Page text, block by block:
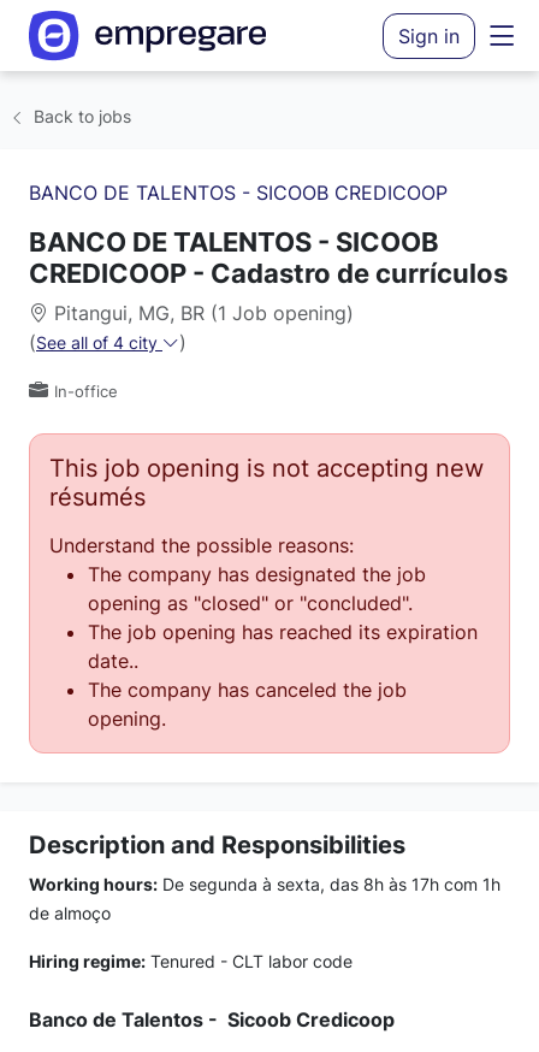
Sign in
Back to jobs
BANCO DE TALENTOS - SICOOB CREDICOOP
BANCO DE TALENTOS - SICOOB
CREDICOOP - Cadastro de currículos
Pitangui, MG, BR (1 Job opening)
(See all of 4 city )
In-office
This job opening is not accepting new
résumés
Understand the possible reasons:
The company has designated the job
opening as "closed" or "concluded".
The job opening has reached its expiration
date..
The company has canceled the job
opening.
Description and Responsibilities
Working hours: De segunda à sexta, das 8h às 17h com 1h
de almoço
Hiring regime: Tenured - CLT labor code
Banco de Talentos - Sicoob Credicoop